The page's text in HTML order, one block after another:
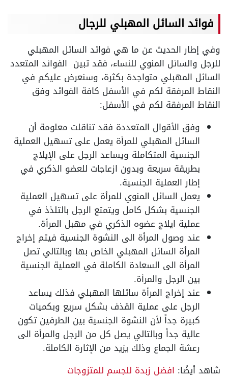
فوائد السائل المهبلي للرجال
وفي إطار الحديث عن ما هي فوائد السائل المهبلي
للرجل والسائل المنوي للنساء، فقد تبين الفوائد المتعدد
السائل المهبلي متواجدة بكثرة، وسنعرض عليكم في
النقاط المرفقة لكم في الأسفل كافة الفوائد وفق
النقاط المرفقة لكم في الأسفل:
وفق الأقوال المتعددة فقد تناقلت معلومة أن
السائل المهبلي للمرأة يعمل على تسهيل العملية
الجنسية المتكاملة ويساعد الرجل على الإيلاج
بطريقة سريعة وبدون ازعاجات للعضو الذكري في
إطار العملية الجنسية.
يعمل السائل المنوي للمرأة على تسهيل العملية
الجنسية بشكل كامل ويتمتع الرجل بالتلذذ في
عملية ايلاج عضوه الذكري في مهبل المرأة.
عند وصول المرأة الى النشوة الجنسية فيتم إخراج
المرأة السائل المهبلي الخاص بها وبالتالي تصل
المرأة الى السعادة الكاملة في العملية الجنسية
بين الرجل والمرأة.
عند إخراج المرأة سائلها المهبلي فذلك يساعد
الرجل على عملية القذف بشكل سريع وبكميات
كبيرة جداً لأن النشوة الجنسية بين الطرفين تكون
عالية جداً وبالتالي يصل كل من الرجل والمرأة الى
رعشة الجماع وذلك يزيد من الإثارة الكاملة.
شاهد أيضًا: افضل زبدة للجسم للمتزوجات